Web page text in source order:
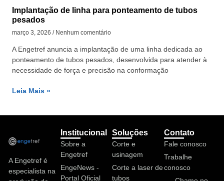
Implantação de linha para ponteamento de tubos
pesados
março 3, 2026 Nenhum comentário
A Engetref anuncia a implantação de uma linha dedicada ao
ponteamento de tubos pesados, desenvolvida para atender à
necessidade de força e precisão na conformação
Leia Mais »
Institucional
Sobre a
Engetref
EngeNews -
Portal Oficial
Soluções
Corte e
usinagem
Corte a laser de
tubos
Contato
Fale conosco
Trabalhe
conosco
A Engetref é
especialista na